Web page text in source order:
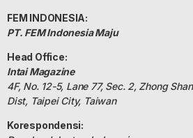
FEM INDONESIA:
PT. FEM Indonesia Maju
Head Office:
Intai Magazine
4F, No. 12-5, Lane 77, Sec. 2, Zhong
Dist, Taipei City, Taiwan
Korespondensi: